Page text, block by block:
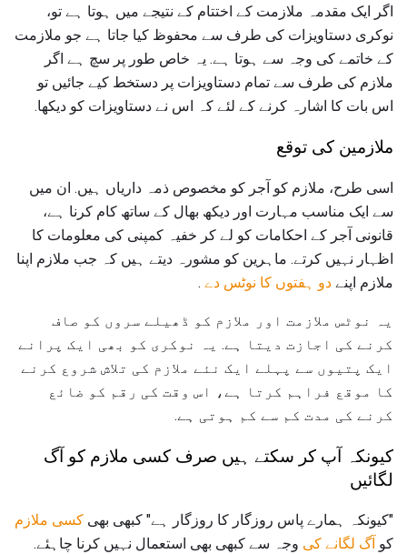
اگر ایک مقدمہ ملازمت کے اختتام کے نتیجے میں ہوتا ہے تو،
نوکری دستاویزات کی طرف سے محفوظ کیا جاتا ہے جو ملازمت
کے خاتمے کی وجہ سے ہوتا ہے. یہ خاص طور پر سچ ہے اگر
ملازم کی طرف سے تمام دستاویزات پر دستخط کیے جائیں تو
اس بات کا اشارہ کرنے کے لئے کہ اس نے دستاویزات کو دیکھا.
ملازمین کی توقع
اسی طرح، ملازم کو آجر کو مخصوص ذمہ داریاں ہیں. ان میں
سے ایک مناسب مہارت اور دیکھ بھال کے ساتھ کام کرنا ہے،
قانونی آجر کے احکامات کو لے کر خفیہ کمپنی کی معلومات کا
اظہار نہیں کرتے. ماہرین کو مشورہ دیتے ہیں کہ جب ملازم اپنا
ملازم اپنے دو ہفتوں کا نوٹس دے .
یہ نوٹس ملازمت اور ملازم کو ڈھیلے سروں کو صاف
کرنے کی اجازت دیتا ہے. یہ نوکری کو بھی ایک پرانے
ایک پتیوں سے پہلے ایک نئے ملازم کی تلاش شروع کرنے
کا موقع فراہم کرتا ہے، اس وقت کی رقم کو ضائع
کرنے کی مدت کم سے کم ہوتی ہے.
کیونکہ آپ کر سکتے ہیں صرف کسی ملازم کو آگ
لگائیں
"کیونکہ ہمارے پاس روزگار کا روزگار ہے" کبھی بھی کسی ملازم
کو آگ لگانے کی وجہ سے کبھی بھی استعمال نہیں کرنا چاہئے.